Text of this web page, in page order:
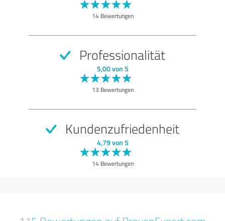
14 Bewertungen
Professionalität
5,00 von 5
13 Bewertungen
Kundenzufriedenheit
4,79 von 5
14 Bewertungen